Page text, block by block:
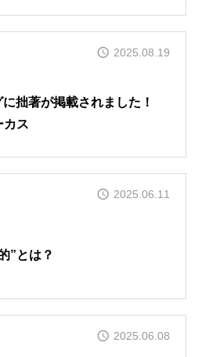
2025.08.19
拙著が掲載されました！
カス
2025.06.11
”とは？
2025.06.08